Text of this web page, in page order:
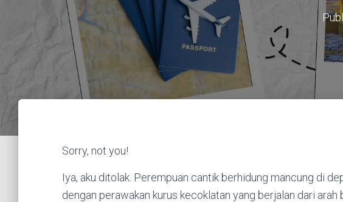
Sorry, not you!
Iya, aku ditolak. Perempuan cantik berhidung mancung di
dengan perawakan kurus kecoklatan yang berjalan dari arah